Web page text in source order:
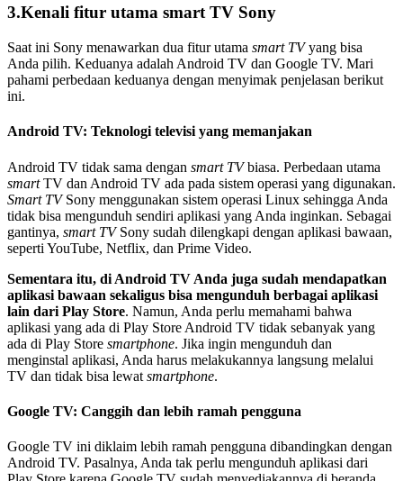
3.Kenali fitur utama smart TV Sony
Saat ini Sony menawarkan dua fitur utama smart TVyang bisa
Anda pilih. Keduanya adalah Android TV dan Google TV. Mari
pahami perbedaan keduanya dengan menyimak penjelasan berikut
ini.
Android TV: Teknologi televisi yang memanjakan
Android TV tidak sama dengan smart TVbiasa. Perbedaan utama
smartTV dan Android TV ada pada sistem operasi yang digunakan.
Smart TVSony menggunakan sistem operasi Linux sehingga Anda
tidak bisa mengunduh sendiri aplikasi yang Anda inginkan. Sebagai
gantinya, smart TVSony sudah dilengkapi dengan aplikasi bawaan,
seperti YouTube, Netflix, dan Prime Video.
Sementara itu, di Android TV Anda juga sudah mendapatkan
aplikasi bawaan sekaligus bisa mengunduh berbagai aplikasi
lain dari Play Store. Namun, Anda perlu memahami bahwa
aplikasi yang ada di Play Store Android TV tidak sebanyak yang
ada di Play Store smartphone. Jika ingin mengunduh dan
menginstal aplikasi, Anda harus melakukannya langsung melalui
TV dan tidak bisa lewat smartphone.
Google TV: Canggih dan lebih ramah pengguna
Google TV ini diklaim lebih ramah pengguna dibandingkan dengan
Android TV. Pasalnya, Anda tak perlu mengunduh aplikasi dari